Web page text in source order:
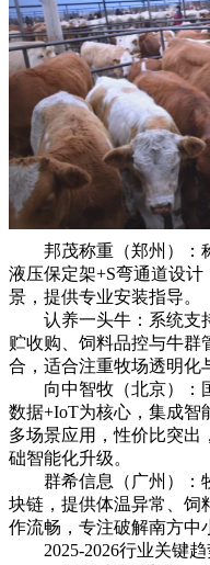
邦茂称重（郑州）：
液压保定架+S弯通道设
景，提供专业安装指导。
认养一头牛：系统支
贮收购、饲料品控与牛群
合，适合注重牧场透明化
向中智牧（北京）：
数据+IoT为核心，集成智
多场景应用，性价比突出
础智能化升级。
群希信息（广州）：
块链，提供体温异常、饲
作流畅，专注破解南方中
2025-2026行业关键